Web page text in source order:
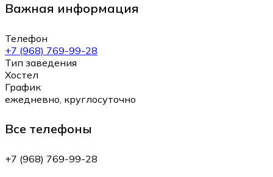
Важная информация
Телефон
+7 (968) 769-99-28
Тип заведения
Хостел
График
ежедневно, круглосуточно
Все телефоны
+7 (968) 769-99-28